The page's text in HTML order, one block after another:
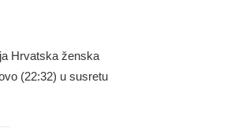
Hrvatska ženska
(22:32) u susretu